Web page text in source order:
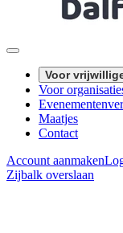
Voor
Voor
Maatjes
Contact
Account aanmaken
Zijbalk overslaan